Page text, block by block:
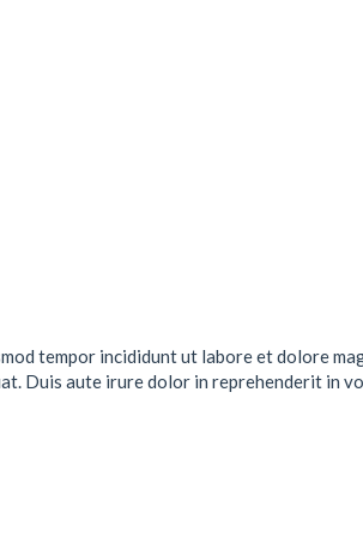
tempor incididunt ut labore et dolore
Duis aute irure dolor in reprehenderit in